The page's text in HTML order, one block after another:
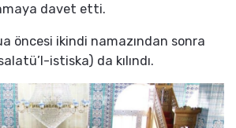
davet etti.
öncesi ikindi namazından sonra
istiska) da kılındı.